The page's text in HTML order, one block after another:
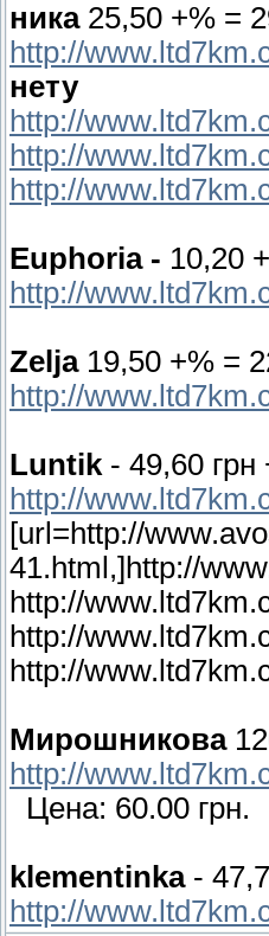
ника25,50 +% =
http://
нету
http://
http://
http://
Euphoria - 10,20
http://
Zelja19,50 +% =
http://
Luntik - 49,60 грн
http://
[url=http://
41.html,]http://
http://
http://
http://
Мирошникова
http://
Цена: 60.00
klementinka-
http://